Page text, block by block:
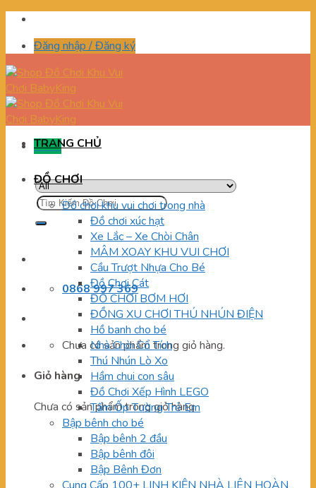
Skip
contentĐăng nhập / Đăng ký
Menu
Tìm
kiếm:
0868 997 369
Chưa có sản phẩm trong giỏ hàng.
Giỏ hàng
Chưa có sản phẩm trong giỏ hàng.
TRANG CHỦ
ĐỒ CHƠI
Đồ chơi khu vui chơi trong nhà
Đồ chơi xúc hạt
Xe Lắc – Xe Chòi Chân
MÂM XOAY KHU VUI CHƠI
Cầu Trượt Nhựa Cho Bé
Đồ Chơi Cát
ĐỒ CHƠI BƠM HƠI
ĐỒNG XU CHƠI THÚ NHÚN ĐIỆN
Hồ banh cho bé
Nhà Chòi Cổ Tích
Thú Nhún Lò Xo
Hầm chui con sâu
Đồ Chơi Xếp Hình LEGO
Tấm Ốp Tường Trẻ Em
Bập bênh cho bé
Bập bênh 2 đầu
Bập bênh đôi
Bập Bênh Đơn